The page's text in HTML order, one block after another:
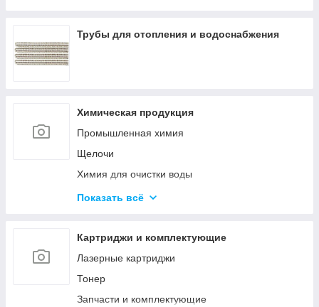
Низковольтное оборудование
Трубы для отопления и водоснабжения
Химическая продукция
Промышленная химия
Щелочи
Химия для очистки воды
Материалы для бурения и эксплуатации
Показать всё
Картриджи и комплектующие
Лазерные картриджи
Тонер
Запчасти и комплектующие